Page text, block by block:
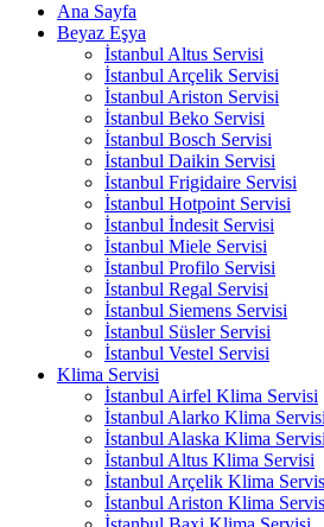
Ana Sayfa
Beyaz Eşya
İstanbul Altus Servisi
İstanbul Arçelik Servisi
İstanbul Ariston Servisi
İstanbul Beko Servisi
İstanbul Bosch Servisi
İstanbul Daikin Servisi
İstanbul Frigidaire Servisi
İstanbul Hotpoint Servisi
İstanbul İndesit Servisi
İstanbul Miele Servisi
İstanbul Profilo Servisi
İstanbul Regal Servisi
İstanbul Siemens Servisi
İstanbul Süsler Servisi
İstanbul Vestel Servisi
Klima Servisi
İstanbul Airfel Klima Servisi
İstanbul Alarko Klima Servisi
İstanbul Alaska Klima Servisi
İstanbul Altus Klima Servisi
İstanbul Arçelik Klima
İstanbul Ariston Klima